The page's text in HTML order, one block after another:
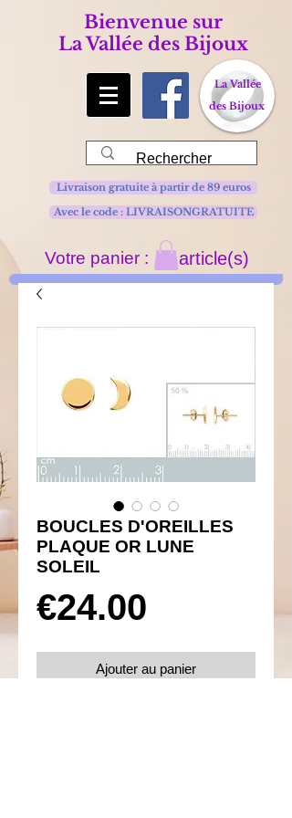
Bienvenue sur
La Vallée des Bijoux
La Vallée
des Bijoux
Avec le code : LIVRAISONGRATUITE
Livraison gratuite à partir de 89 euros
Votre panier : article(s)
BOUCLES D'OREILLES
PLAQUE OR LUNE
SOLEIL
€24.00
Ajouter au panier